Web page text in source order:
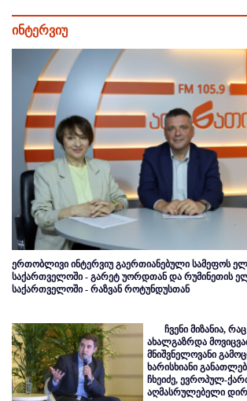
ინტერვიუ
ერთობლივი ინტერვიუ გაერთიანებული სამეფოს
საქართველოში - გარეტ უორდთან და რუმინეთის
საქართველოში - რაზვან როტუნდუსთან
ჩვენი მიზანია,
ახალგაზრდა
მნიშვნელოვანი
ხარისხიანი
ჩხეიძე, ევროპულ-
აღმასრულებელი